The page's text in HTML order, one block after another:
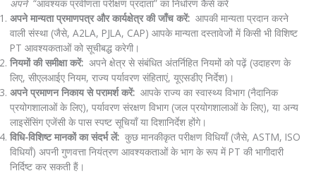
अपने“आवश्यक प्रवीणता परीक्षण प्रदाता” का निर्धारण कैसे करें
अपने मान्यता प्रमाणपत्र और कार्यक्षेत्र की जाँच करें:आपकी मान्यता प्रदान करने
वाली संस्था (जैसे, A2LA, PJLA, CAP) आपके मान्यता दस्तावेजों में किसी भी विशिष्ट
PT आवश्यकताओं को सूचीबद्ध करेगी।
नियमों की समीक्षा करें:अपने क्षेत्र से संबंधित अंतर्निहित नियमों को पढ़ें (उदाहरण के
लिए, सीएलआईए नियम, राज्य पर्यावरण संहिताएं, यूएसडीए निर्देश)।
अपने प्रमाणन निकाय से परामर्श करें:आपके राज्य का स्वास्थ्य विभाग (नैदानिक ​​
प्रयोगशालाओं के लिए), पर्यावरण संरक्षण विभाग (जल प्रयोगशालाओं के लिए), या अन्य
लाइसेंसिंग एजेंसी के पास स्पष्ट सूचियाँ या दिशानिर्देश होंगे।
विधि-विशिष्ट मानकों का संदर्भ लें:कुछ मानकीकृत परीक्षण विधियाँ (जैसे, ASTM, ISO
विधियाँ) अपनी गुणवत्ता नियंत्रण आवश्यकताओं के भाग के रूप में PT की भागीदारी
निर्दिष्ट कर सकती हैं।